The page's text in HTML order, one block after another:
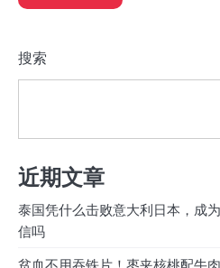
搜索
近期文章
泰国凭什么击败意大利日本，成
信吗